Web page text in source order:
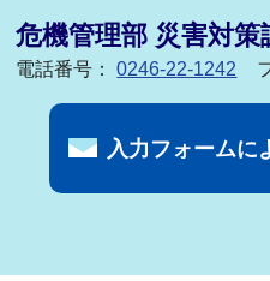
危機管理部 災害対策
電話番号：0246-22-1242
入力フォームに